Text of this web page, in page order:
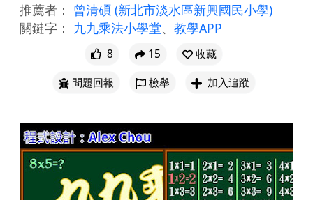
推薦者： 曾清碩 (新北市淡水區新興國民小學)
關鍵字： 九九乘法小學堂、 教學APP
8 15
收藏
問題回報
檢舉 加入追蹤